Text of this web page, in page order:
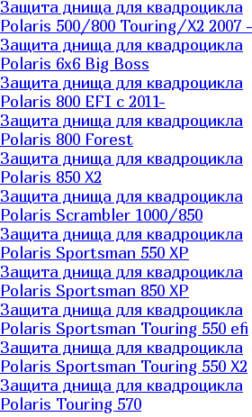
Защита днища для квадроцикла
Polaris 500/800 Touring/X2 2007 -
Защита днища для квадроцикла
Polaris 6х6 Big Boss
Защита днища для квадроцикла
Polaris 800 EFI с 2011-
Защита днища для квадроцикла
Polaris 800 Forest
Защита днища для квадроцикла
Polaris 850 X2
Защита днища для квадроцикла
Polaris Scrambler 1000/850
Защита днища для квадроцикла
Polaris Sportsman 550 XP
Защита днища для квадроцикла
Polaris Sportsman 850 XP
Защита днища для квадроцикла
Polaris Sportsman Touring 550 efi
Защита днища для квадроцикла
Polaris Sportsman Touring 550 X2
Защита днища для квадроцикла
Polaris Touring 570